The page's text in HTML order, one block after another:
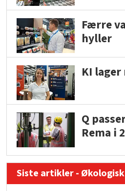
Færre
hyller
KI
Q
Rema i
Siste artikler - Økologisk